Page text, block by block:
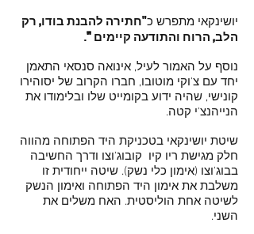
יושינקאי מתפרש כ"חתירה להבנת בודו, רק
הלב, הרוח והתודעה קיימים ".
נוסף על האמור לעיל, אינואה סנסאי התאמן
יחד עם צ'וקי מוטובו, חברו הקרוב של יסוהירו
קונישי, שהיה ידוע בקומייט שלו ובלימודו את
הנייהנצ'י קטה.
שיטת יושינקאי בטכניקת היד הפתוחה מהווה
חלק מגישת ריו קיו קובוג'וצו ודרך החשיבה
בבוג'וצו (אימון כלי נשק). שיטה ייחודית זו
משלבת את אימון היד הפתוחה ואימון הנשק
לשיטה אחת הוליסטית. האח משלים את
השני.